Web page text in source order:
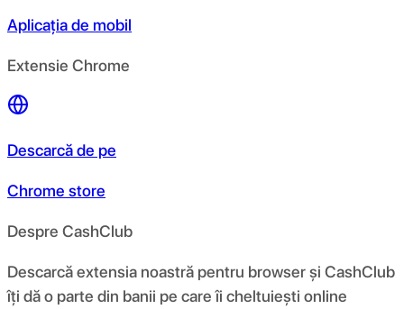
Aplicația de mobil
Extensie Chrome
Descarcă de pe
Chrome store
Despre CashClub
Descarcă extensia noastră pentru browser și CashClub
îți dă o parte din banii pe care îi cheltuiești online